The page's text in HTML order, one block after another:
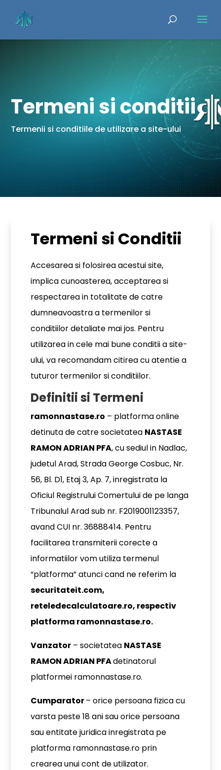
Termeni si conditii
Termenii si conditiile de utilizare a site-ului
Termeni si Conditii
Accesarea si folosirea acestui site,
implica cunoasterea, acceptarea si
respectarea in totalitate de catre
dumneavoastra a termenilor si
conditiilor detaliate mai jos. Pentru
utilizarea in cele mai bune conditii a site-
ului, va recomandam citirea cu atentie a
tuturor termenilor si conditiilor.
Definitii si Termeni
ramonnastase.ro – platforma online
detinuta de catre societatea NASTASE
RAMON ADRIAN PFA, cu sediul in Nadlac,
judetul Arad, Strada George Cosbuc, Nr.
56, Bl. D1, Etaj 3, Ap. 7, inregistrata la
Oficiul Registrului Comertului de pe langa
Tribunalul Arad sub nr. F2019001123357,
avand CUI nr. 36888414. Pentru
facilitarea transmiterii corecte a
informatiilor vom utiliza termenul
“platforma” atunci cand ne referim la
securitateit.com,
reteledecalculatoare.ro, respectiv
platforma ramonnastase.ro.
Vanzator – societatea NASTASE
RAMON ADRIAN PFAdetinatorul
platformei ramonnastase.ro.
Cumparator– orice persoana fizica cu
varsta peste 18 ani sau orice persoana
sau entitate juridica inregistrata pe
platforma ramonnastase.ro prin
crearea unui cont de utilizator.